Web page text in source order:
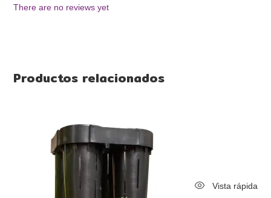
There are no reviews yet
Productos relacionados
Vista rápida